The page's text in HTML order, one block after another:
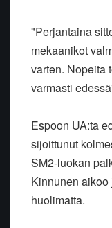
"Perjantaina
mekaanikot
varten. Nopeita
varmasti
Espoon UA:ta
sijoittunut
SM2-luokan
Kinnunen
huolimatta.